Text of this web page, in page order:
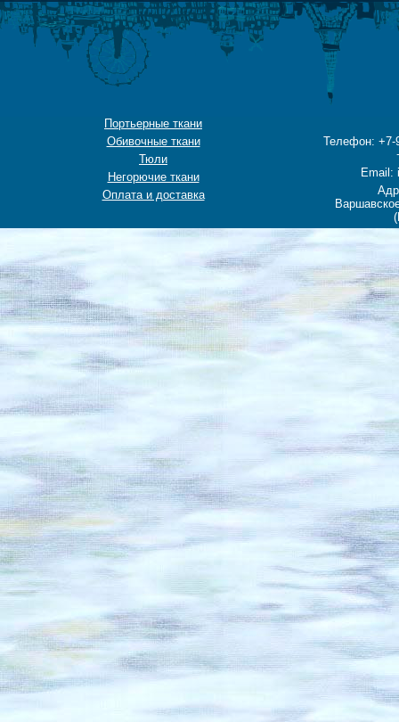
Портьерные ткани
Обивочные ткани
Тюли
Негорючие ткани
Оплата и доставка
Телефон: +7-
Email: